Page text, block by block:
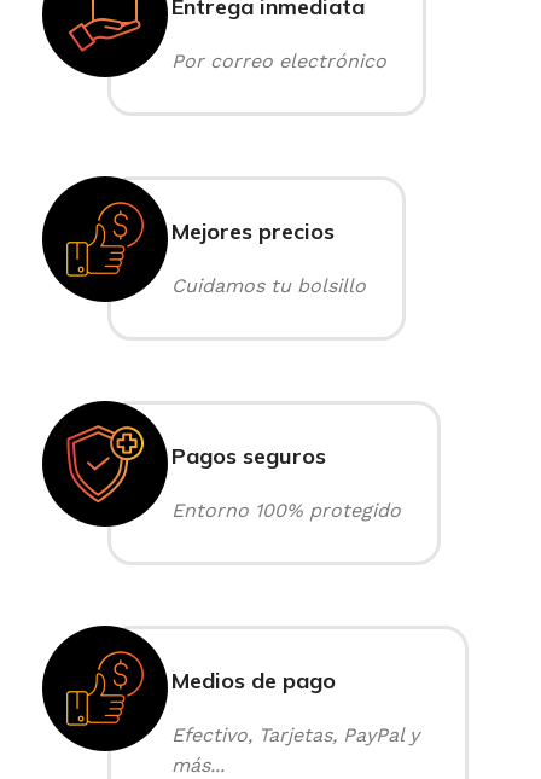
Entrega inmediata
Por correo electrónico
Mejores precios
Cuidamos tu bolsillo
Pagos seguros
Entorno 100% protegido
Medios de pago
Efectivo, Tarjetas, PayPal y
más...